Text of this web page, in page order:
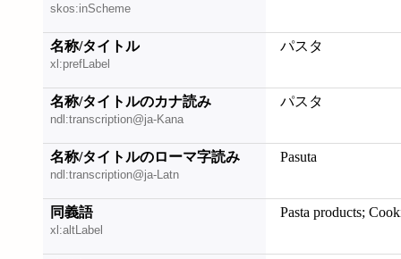
skos:inScheme
名称/タイトル
xl:prefLabel
パスタ
名称/タイトルのカナ読み
ndl:transcription@ja-Kana
パスタ
名称/タイトルのローマ字読み
ndl:transcription@ja-Latn
Pasuta
同義語
xl:altLabel
Pasta products;